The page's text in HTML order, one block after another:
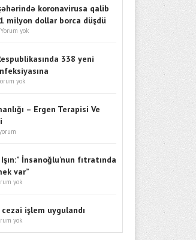
koronavirusa qalib
milyon dollar borca düşdü
Yorum yok
338 yeni
yok
– Ergen Terapisi Ve
İnsanoğlu’nun fıtratında
var”
yok
işlem uygulandı
yok